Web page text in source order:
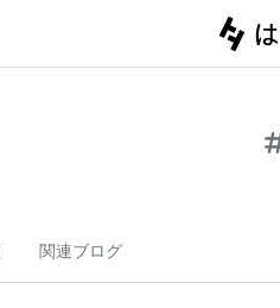
関連ブログ